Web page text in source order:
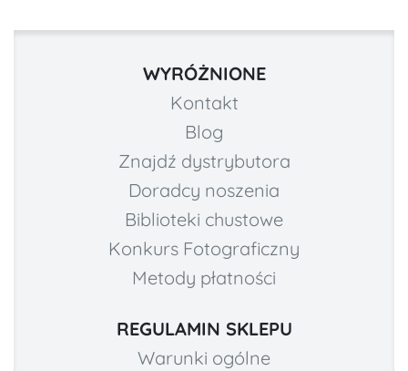
WYRÓŻNIONE
Kontakt
Blog
Znajdź dystrybutora
Doradcy noszenia
Biblioteki chustowe
Konkurs Fotograficzny
Metody płatności
REGULAMIN SKLEPU
Warunki ogólne